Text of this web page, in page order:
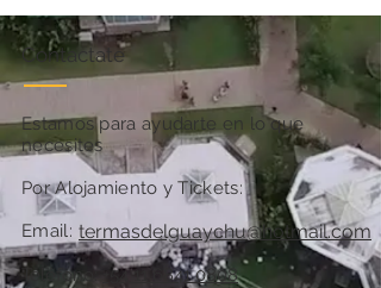
Contactate
Estamos para ayudarte en lo que
necesites
Por Alojamiento y Tickets:
Email:
Teléfono:
+54 11 6841 0808
termasdelguaychu@hotmail.com